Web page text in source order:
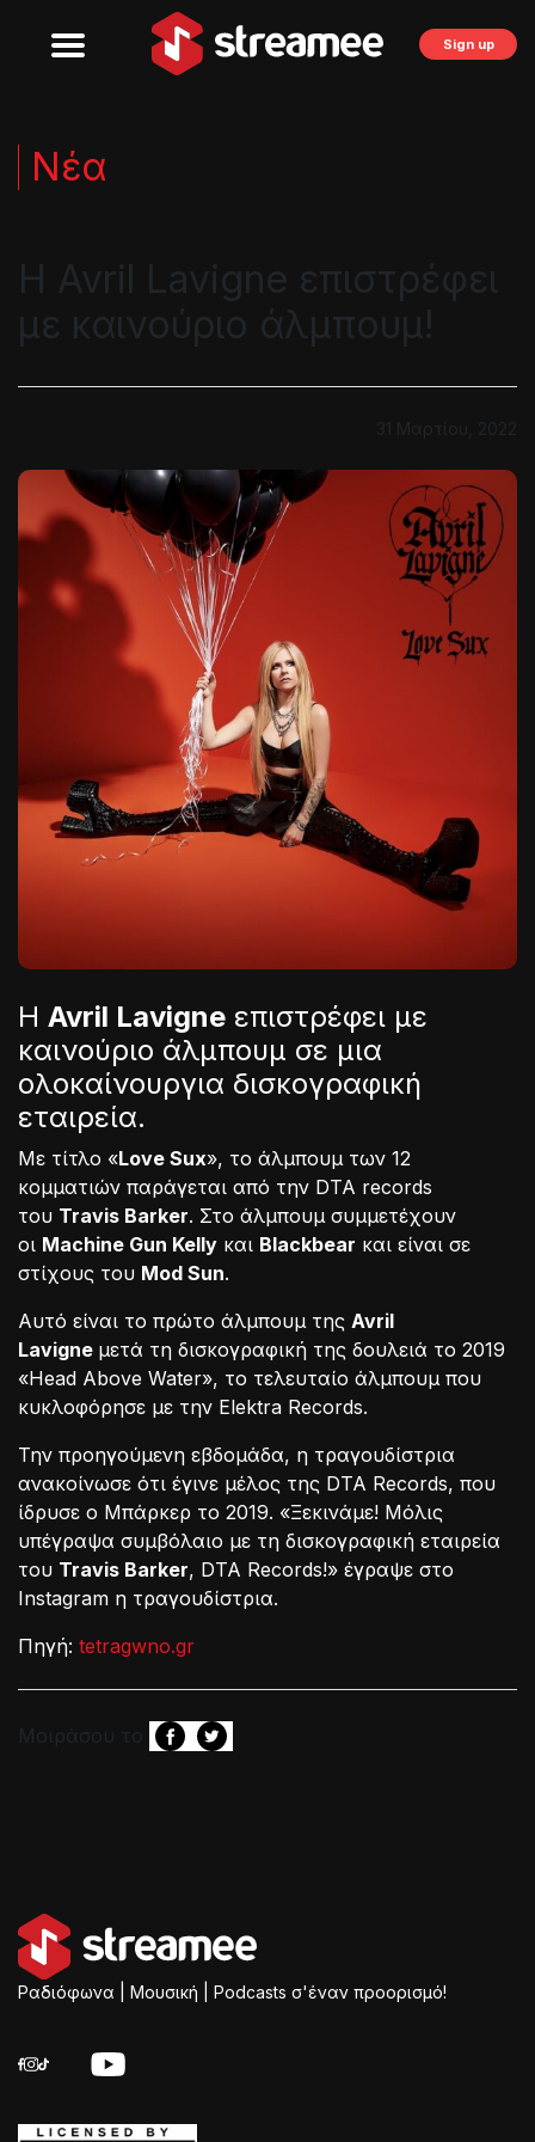
Sign up
Νέα
Η Avril Lavigne επιστρέφει
με καινούριο άλμπουμ!
31 Μαρτίου, 2022
Η Avril Lavigne επιστρέφει με
καινούριο άλμπουμ σε μια
ολοκαίνουργια δισκογραφική
εταιρεία.
Με τίτλο «Love Sux», το άλμπουμ των 12
κομματιών παράγεται από την DTA records
του Travis Barker. Στο άλμπουμ συμμετέχουν
οι Machine Gun Kelly και Blackbear και είναι σε
στίχους του Mod Sun.
Αυτό είναι το πρώτο άλμπουμ της Avril
Lavigne μετά τη δισκογραφική της δουλειά το 2019
«Head Above Water», το τελευταίο άλμπουμ που
κυκλοφόρησε με την Elektra Records.
Την προηγούμενη εβδομάδα, η τραγουδίστρια
ανακοίνωσε ότι έγινε μέλος της DTA Records, που
ίδρυσε ο Μπάρκερ το 2019. «Ξεκινάμε! Μόλις
υπέγραψα συμβόλαιο με τη δισκογραφική εταιρεία
του Travis Barker, DTA Records!» έγραψε στο
Instagram η τραγουδίστρια.
Πηγή: tetragwno.gr
Μοιράσου το
Ραδιόφωνα | Μουσική | Podcasts σ'έναν προορισμό!